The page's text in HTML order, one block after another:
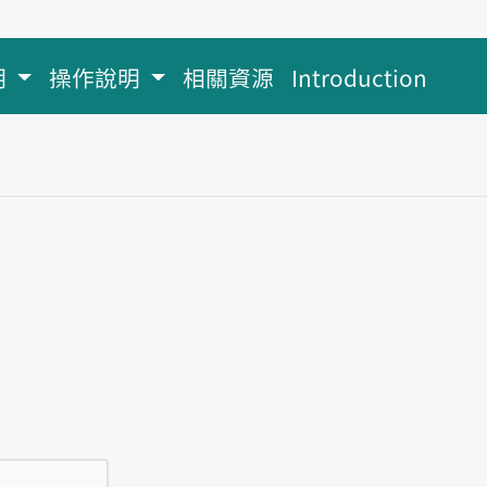
操作說明 相關資源 Introduction